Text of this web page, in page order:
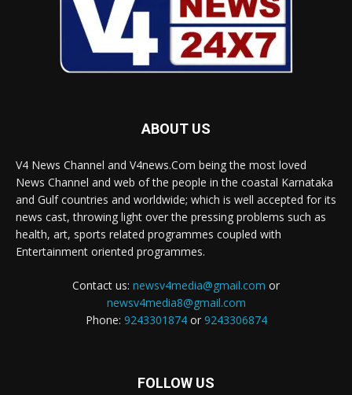
ABOUT US
V4 News Channel and V4news.Com being the most loved
News Channel and web of the people in the coastal Karnataka
and Gulf countries and worldwide; which is well accepted for its
news cast, throwing light over the pressing problems such as
health, art, sports related programmes coupled with
Entertainment oriented programmes.
Contact us: newsv4media@gmail.com or
newsv4media8@gmail.com
Phone: 9243301874or 9243306874
FOLLOW US